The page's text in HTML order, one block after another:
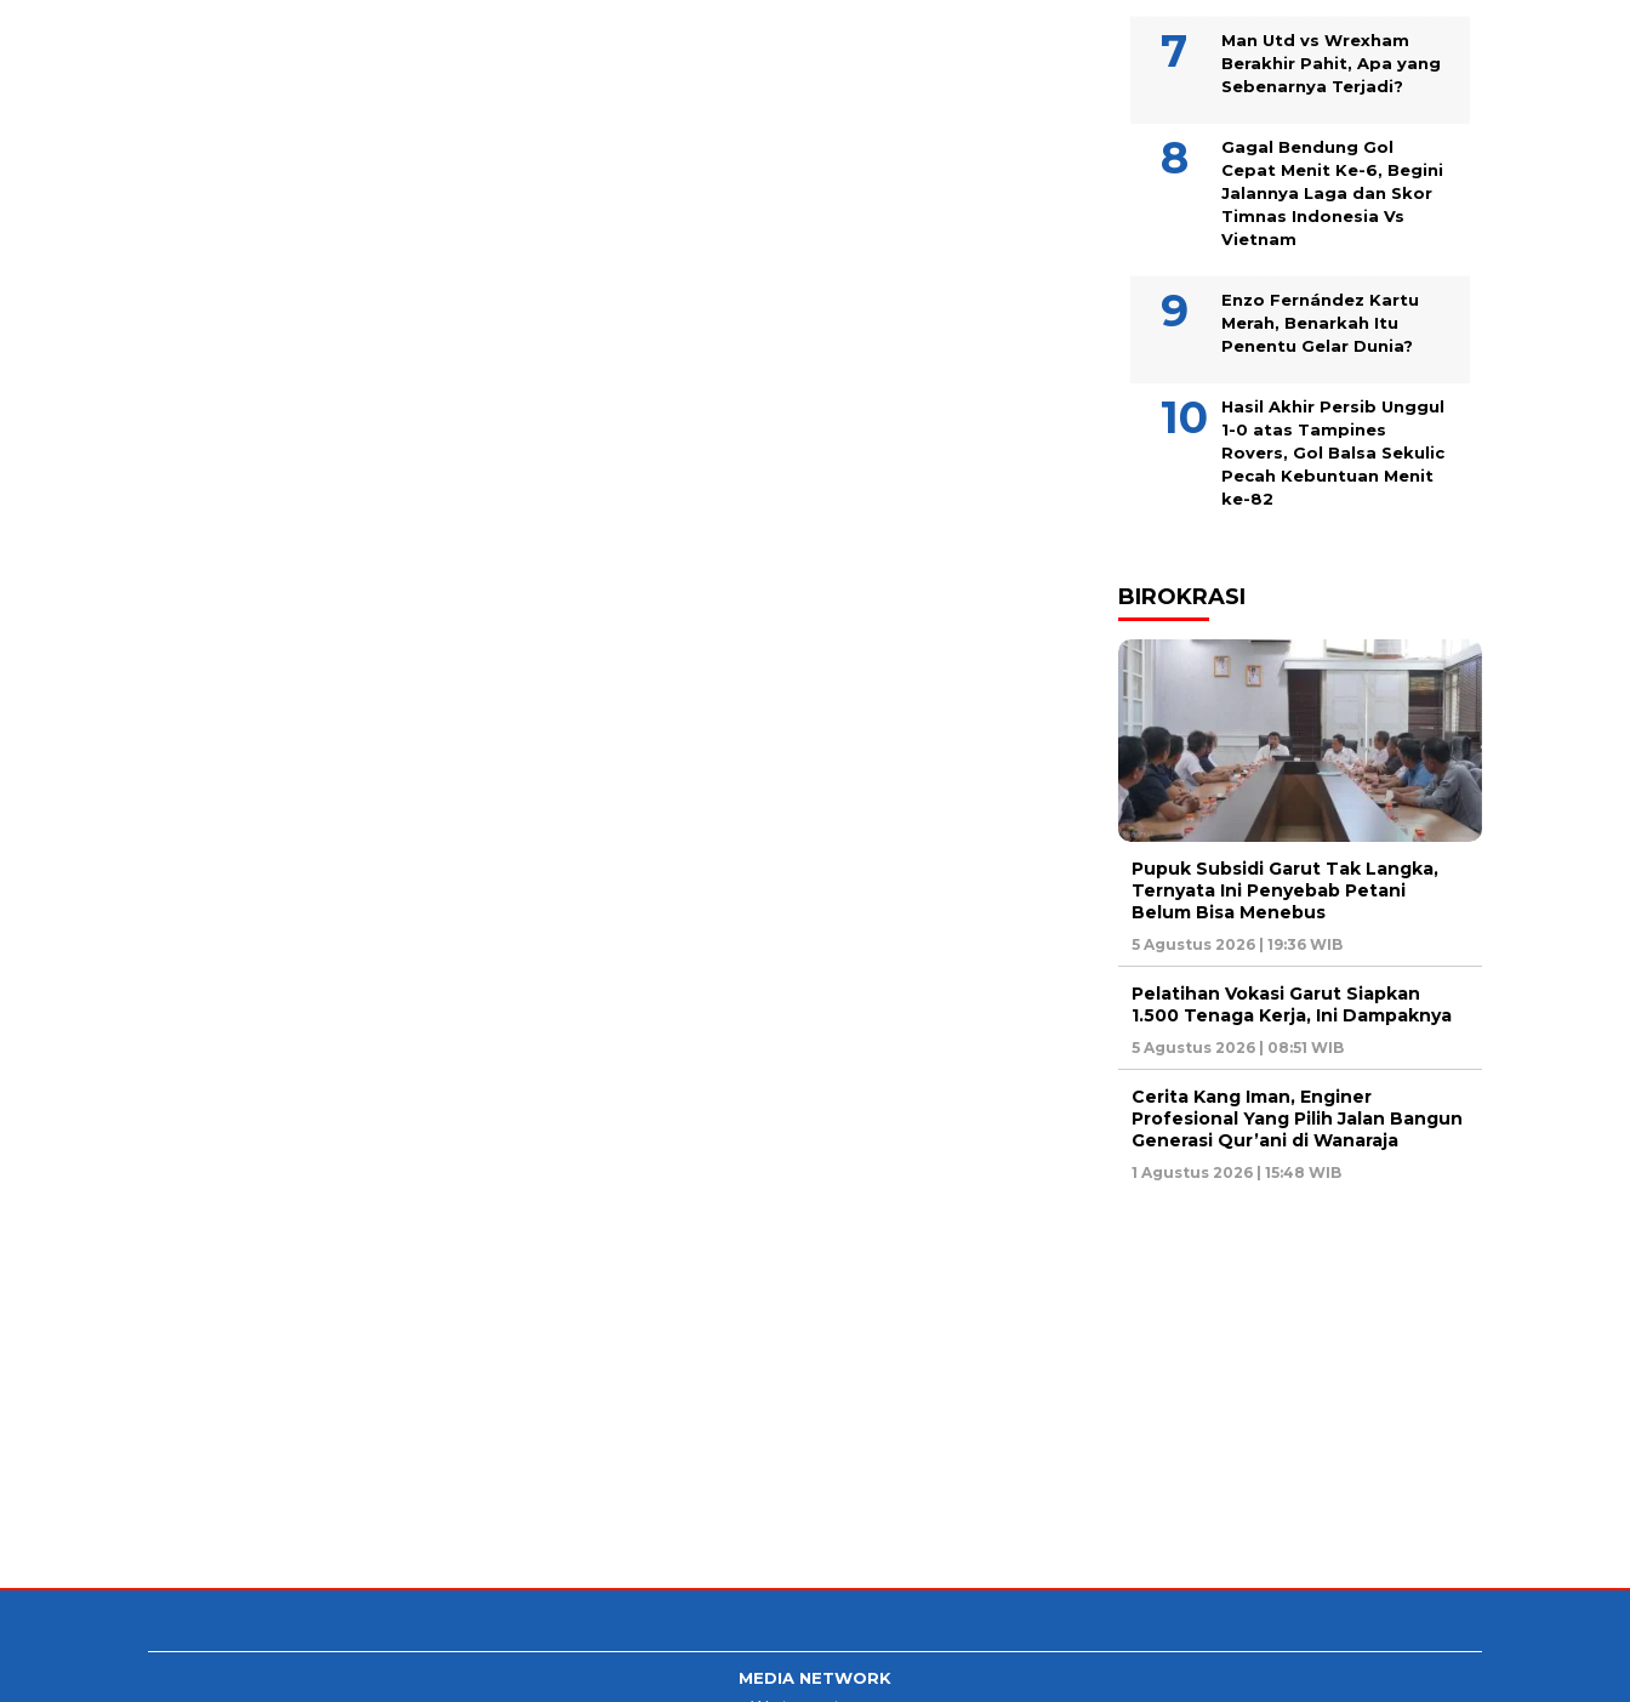
Man Utd vs Wrexham
Berakhir Pahit, Apa yang
Sebenarnya Terjadi?
Gagal Bendung Gol
Cepat Menit Ke-6, Begini
Jalannya Laga dan Skor
Timnas Indonesia Vs
Vietnam
Enzo Fernández Kartu
Merah, Benarkah Itu
Penentu Gelar Dunia?
Hasil Akhir Persib Unggul
1-0 atas Tampines
Rovers, Gol Balsa Sekulic
Pecah Kebuntuan Menit
ke-82
BIROKRASI
Pupuk Subsidi Garut Tak Langka,
Ternyata Ini Penyebab Petani
Belum Bisa Menebus
5 Agustus 2026 | 19:36 WIB
Pelatihan Vokasi Garut Siapkan
1.500 Tenaga Kerja, Ini Dampaknya
5 Agustus 2026 | 08:51 WIB
Cerita Kang Iman, Enginer
Profesional Yang Pilih Jalan Bangun
Generasi Qur’ani di Wanaraja
1 Agustus 2026 | 15:48 WIB
MEDIA NETWORK